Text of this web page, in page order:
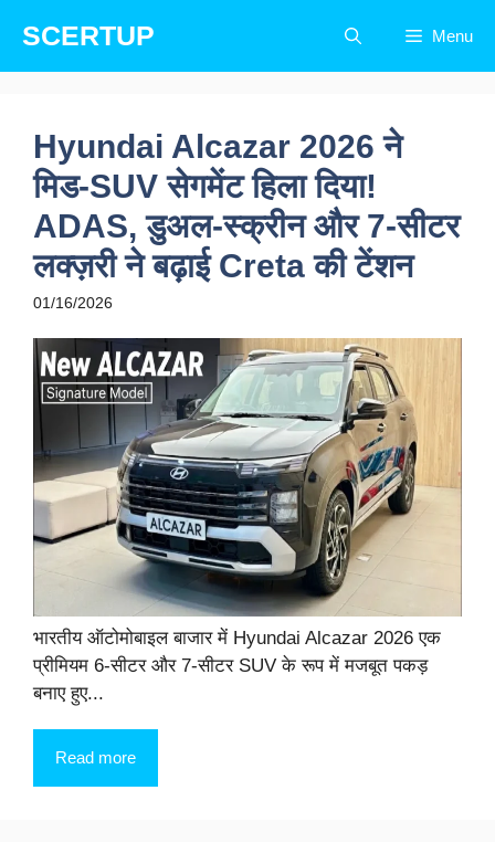
content
SCERTUP Menu
Hyundai Alcazar 2026 ने
मिड-SUV सेगमेंट हिला दिया!
ADAS, डुअल-स्क्रीन और 7-सीटर
लक्ज़री ने बढ़ाई Creta की टेंशन
01/16/2026
भारतीय ऑटोमोबाइल बाजार में Hyundai Alcazar 2026 एक
प्रीमियम 6-सीटर और 7-सीटर SUV के रूप में मजबूत पकड़
बनाए हुए...
Read more